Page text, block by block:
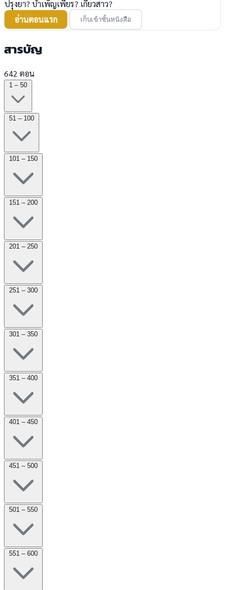
ปรุงยา? บำเพ็ญเพียร? เกี้ยวสาว?
อ่านตอนแรก
เก็บเข้าชั้นหนังสือ
สารบัญ
642 ตอน
1 – 50
51 – 100
101 – 150
151 – 200
201 – 250
251 – 300
301 – 350
351 – 400
401 – 450
451 – 500
501 – 550
551 – 600